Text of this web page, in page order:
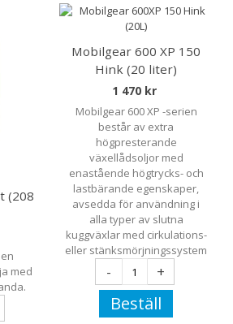
(208
med
Mobilgear 600 XP 150
Hink (20 liter)
1 470 kr
Mobilgear 600 XP -serien
består av extra
högpresterande
växellådsoljor med
enastående högtrycks- och
lastbärande egenskaper,
avsedda för användning i
alla typer av slutna
kuggväxlar med cirkulations-
eller stänksmörjningssystem
- +
Beställ